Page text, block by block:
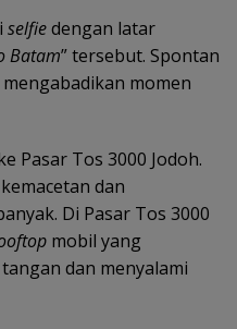
selfiedengan latar
Batam” tersebut. Spontan
momen
Pasar Tos 3000 Jodoh.
dan
Di Pasar Tos 3000
mobil yang
dan menyalami